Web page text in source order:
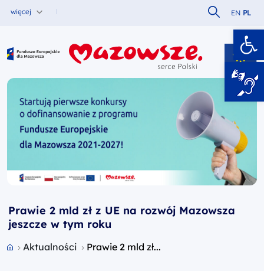
więcej Szukaj w
EN PL
Fundusze Europejskie dla Mazowsza
Prawie 2 mld zł z UE na rozwój Mazowsza
jeszcze w tym roku
Przejdź do strony głównej portalu
Aktualności Prawie 2 mld zł...